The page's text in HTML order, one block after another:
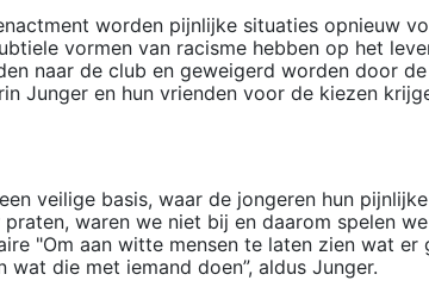
worden pijnlijke situaties opnieuw
vormen van racisme hebben op het
naar de club en geweigerd worden door
Junger en hun vrienden voor de kiezen
veilige basis, waar de jongeren hun
waren we niet bij en daarom spelen
"Om aan witte mensen te laten zien wat
die met iemand doen”, aldus Junger.